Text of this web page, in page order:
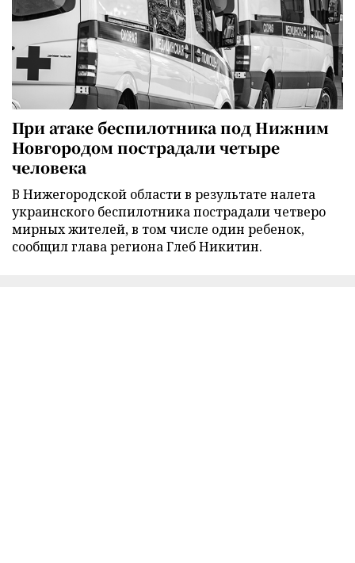
При атаке беспилотника под Нижним
Новгородом пострадали четыре
человека
В Нижегородской области в результате налета
украинского беспилотника пострадали четверо
мирных жителей, в том числе один ребенок,
сообщил глава региона Глеб Никитин.